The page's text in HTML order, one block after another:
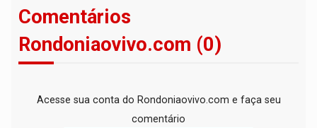
Comentários
Rondoniaovivo.com (0)
Acesse sua conta do Rondoniaovivo.com e faça seu
comentário